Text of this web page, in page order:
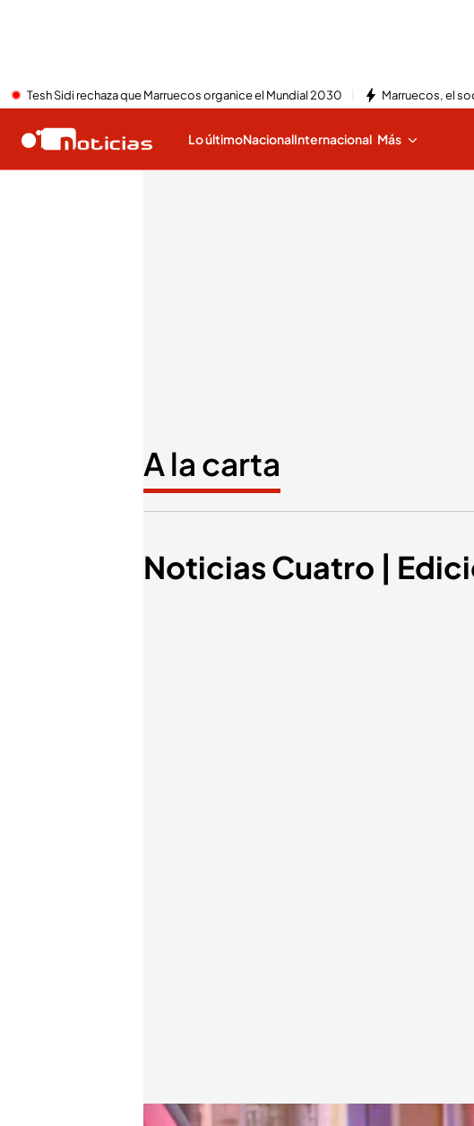
Tesh Sidi rechaza que Marruecos organice el Mundial 2030 Marruecos, el
Lo últimoNacionalInternacional Más
A la carta
Noticias Cuatro |
Las noticias, de la mano de Lidia Camón